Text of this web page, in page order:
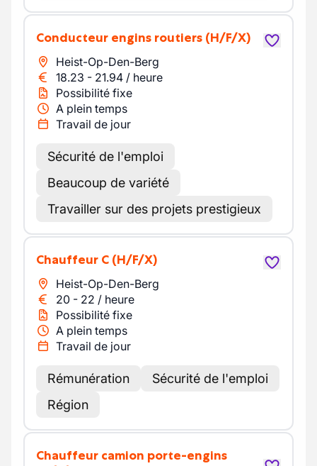
Conducteur engins routiers (H/F/X)
Heist-Op-Den-Berg
18.23 - 21.94 / heure
Possibilité fixe
A plein temps
Travail de jour
Sécurité de l'emploi
Beaucoup de variété
Travailler sur des projets prestigieux
Chauffeur C (H/F/X)
Heist-Op-Den-Berg
20 - 22 / heure
Possibilité fixe
A plein temps
Travail de jour
Rémunération
Sécurité de l'emploi
Région
Chauffeur camion porte-engins